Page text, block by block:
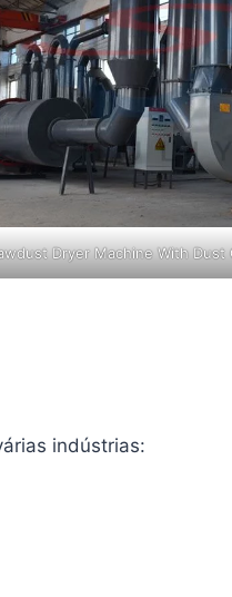
Dryer Machine With Dust
indústrias: